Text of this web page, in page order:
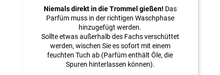
Niemals direkt in die Trommel gießen! Das
Parfüm muss in der richtigen Waschphase
hinzugefügt werden.
Sollte etwas außerhalb des Fachs verschüttet
werden, wischen Sie es sofort mit einem
feuchten Tuch ab (Parfüm enthält Öle, die
Spuren hinterlassen können).